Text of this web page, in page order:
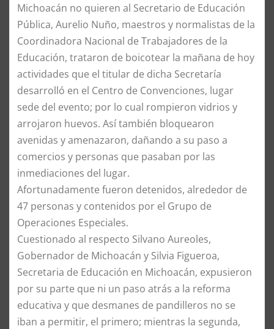
Michoacán no quieren al Secretario de Educación
Pública, Aurelio Nuño, maestros y normalistas de la
Coordinadora Nacional de Trabajadores de la
Educación, trataron de boicotear la mañana de hoy
actividades que el titular de dicha Secretaría
desarrolló en el Centro de Convenciones, lugar
sede del evento; por lo cual rompieron vidrios y
arrojaron huevos. Así también bloquearon
avenidas y amenazaron, dañando a su paso a
comercios y personas que pasaban por las
inmediaciones del lugar.
Afortunadamente fueron detenidos, alrededor de
47 personas y contenidos por el Grupo de
Operaciones Especiales.
Cuestionado al respecto Silvano Aureoles,
Gobernador de Michoacán y Silvia Figueroa,
Secretaria de Educación en Michoacán, expusieron
por su parte que ni un paso atrás a la reforma
educativa y que desmanes de pandilleros no se
iban a permitir, el primero; mientras la segunda,